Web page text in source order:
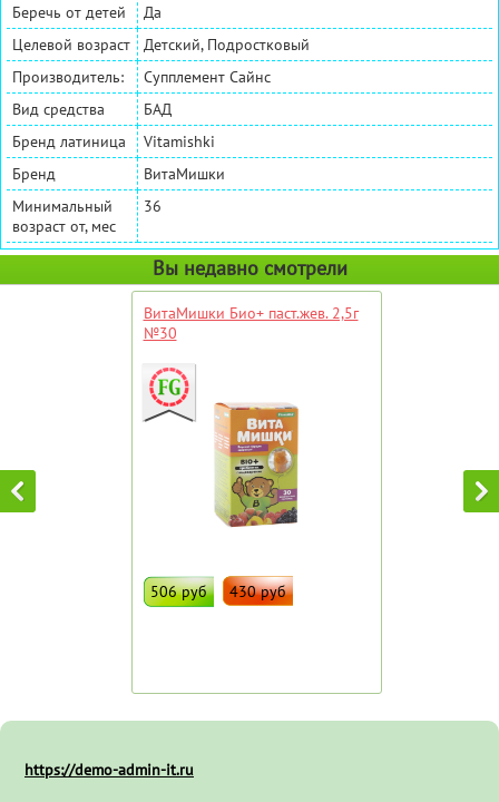
Беречь от детей
Да
Целевой возраст
Детский, Подростковый
Производитель:
Супплемент Сайнс
Вид средства
БАД
Бренд латиница
Vitamishki
Бренд
ВитаМишки
Минимальный
возраст от, мес
36
Вы недавно смотрели
ВитаМишки Био+ паст.жев. 2,5г
№30
506 руб 430 руб
https://demo-admin-it.ru